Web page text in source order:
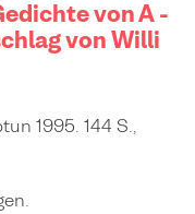
von A -
von Willi
1995. 144 S.,